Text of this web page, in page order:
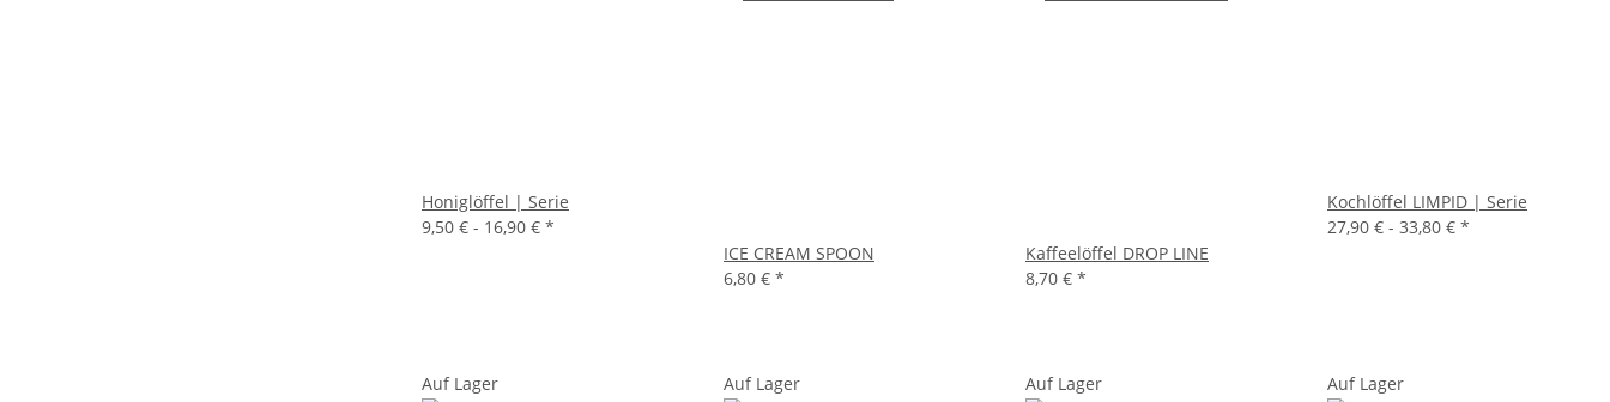
Honiglöffel | Serie
9,50 € - 16,90 € *
ICE CREAM SPOON
6,80 € *
Kaffeelöffel DROP LINE
8,70 € *
Kochlöffel LIMPID | Serie
27,90 € - 33,80 € *
Auf Lager Auf Lager Auf Lager Auf Lager